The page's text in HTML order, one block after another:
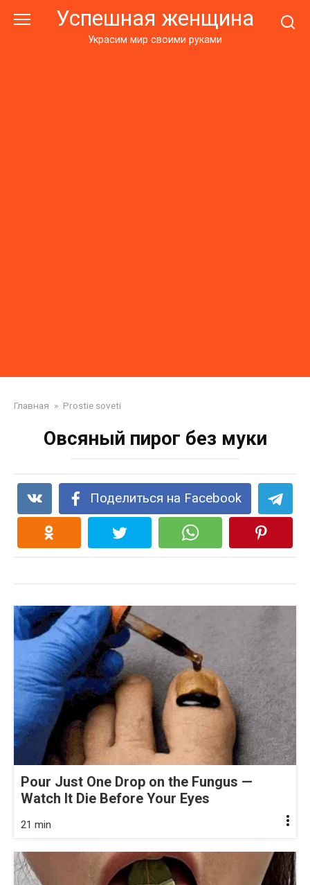
Успешная женщина
Украсим мир своими руками
Главная » Prostie soveti
Овсяный пирог без муки
Поделиться на Facebook
Pour Just One Drop on the Fungus —
Watch It Die Before Your Eyes
21 min